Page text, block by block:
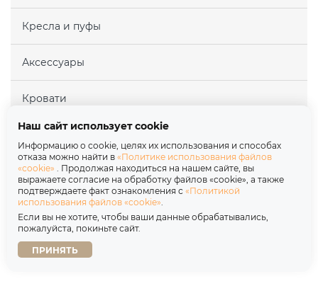
Кресла и пуфы
Аксессуары
Кровати
Покупателям
Партнерам
О нас
Наш сайт использует cookie
Информацию о cookie, целях их использования и способах
отказа можно найти в «Политике использования файлов
«cookie» . Продолжая находиться на нашем сайте, вы
выражаете согласие на обработку файлов «cookie», а также
подтверждаете факт ознакомления с «Политикой
использования файлов «cookie».
Если вы не хотите, чтобы ваши данные обрабатывались,
пожалуйста, покиньте сайт.
ПРИНЯТЬ